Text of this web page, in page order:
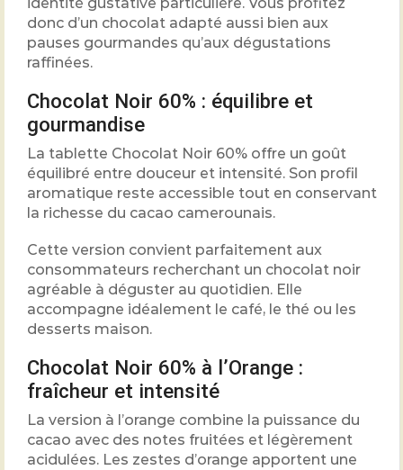
donc d’un chocolat adapté aussi bien aux
pauses gourmandes qu’aux dégustations
raffinées.
Chocolat Noir 60% : équilibre et
gourmandise
La tablette Chocolat Noir 60% offre un goût
équilibré entre douceur et intensité. Son profil
aromatique reste accessible tout en conservant
la richesse du cacao camerounais.
Cette version convient parfaitement aux
consommateurs recherchant un chocolat noir
agréable à déguster au quotidien. Elle
accompagne idéalement le café, le thé ou les
desserts maison.
Chocolat Noir 60% à l’Orange :
fraîcheur et intensité
La version à l’orange combine la puissance du
cacao avec des notes fruitées et légèrement
acidulées. Les zestes d’orange apportent une